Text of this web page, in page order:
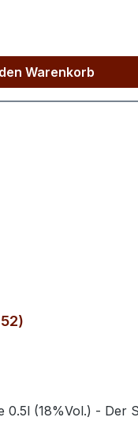
Warenkorb
(18%Vol.) -